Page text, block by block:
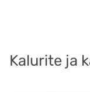
Kalurite ja